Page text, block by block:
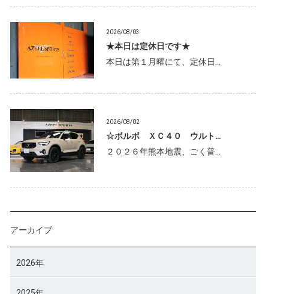
2026/08/03
★本日は定休日です★
本日は第１月曜にて、定休日…
2026/08/02
☆ボルボ ＸＣ４０ ウルト…
２０２６年熊本地震、ごく普…
アーカイブ
2026年